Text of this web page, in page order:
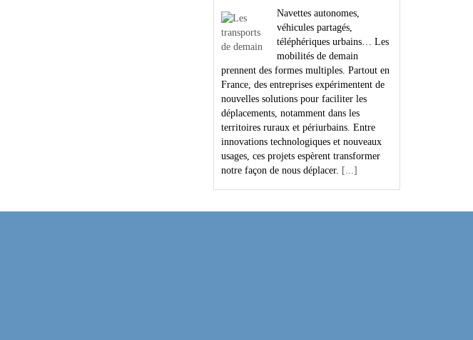
Navettes autonomes,
véhicules partagés,
téléphériques urbains… Les
mobilités de demain
prennent des formes multiples. Partout en
France, des entreprises expérimentent de
nouvelles solutions pour faciliter les
déplacements, notamment dans les
territoires ruraux et périurbains. Entre
innovations technologiques et nouveaux
usages, ces projets espèrent transformer
notre façon de nous déplacer. [...]